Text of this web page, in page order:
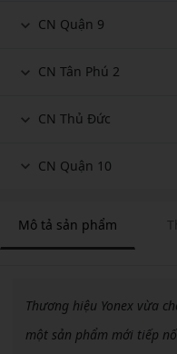
CN Quận 9
CN Tân Phú 2
CN Thủ Đức
CN Quận 10
Mô tả sản phẩm
Thương hiệu Yonex vừa
một sản phẩm mới tiếp